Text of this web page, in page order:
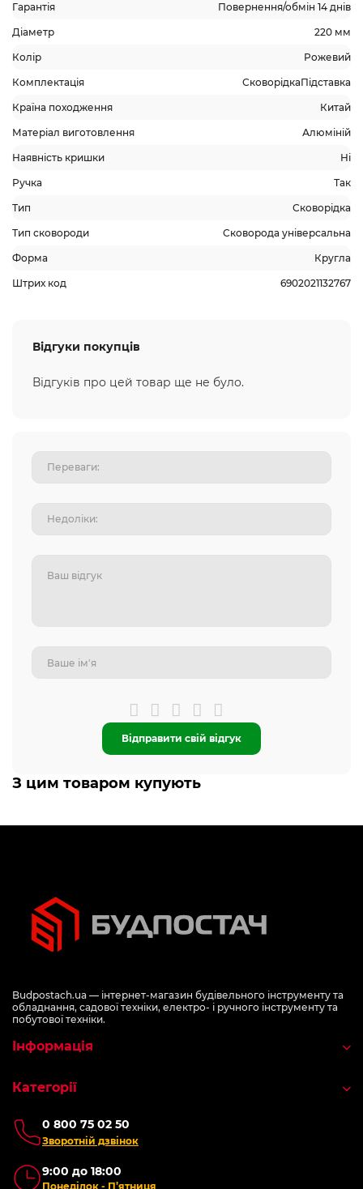
Гарантія Повернення/обмін 14 днів
Діаметр 220 мм
Колір Рожевий
Комплектація СковорідкаПідставка
Країна походження Китай
Матеріал виготовлення Алюміній
Наявність кришки Ні
Ручка Так
Тип Сковорідка
Тип сковороди Сковорода універсальна
Форма Кругла
Штрих код 6902021132767
Відгуки покупців
Відгуків про цей товар ще не було.
Відправити свій відгук
З цим товаром купують
Budpostach.ua — інтернет-магазин будівельного інструменту та
обладнання, садової техніки, електро- і ручного інструменту та
побутової техніки.
0 800 75 02 50
Зворотній дзвінок
9:00 до 18:00
Понеділок - П’ятниця
Інформація
Категорії